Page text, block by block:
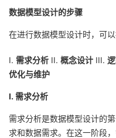
堂
我
的
课
程
我
的
认
我
的
我
的
技
支
我
的
声
数据模型设计的步骤
在进行数据模型设计时，可以
I. 需求分析 II. 概念设计 III.
优化与维护
I. 需求分析
需求分析是数据模型设计的
求和数据需求。在这一阶段